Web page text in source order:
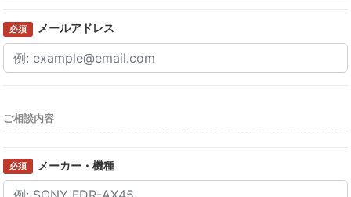
必須 メールアドレス
ご相談内容
必須 メーカー・機種